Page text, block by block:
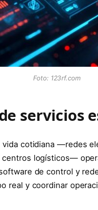
Foto: 123rf.com
servicios
cotidiana —redes
logísticos—
de control y
real y coordinar